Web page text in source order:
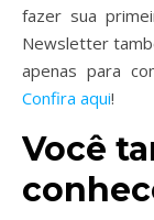
fazer sua
Newsletter
apenas para
Confira aqui!
Você